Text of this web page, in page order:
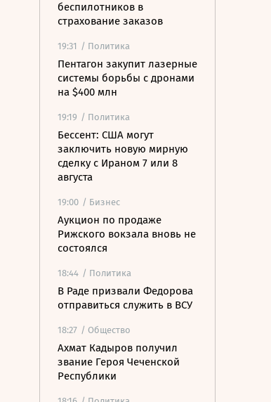
беспилотников в
страхование заказов
19:31 / Политика
Пентагон закупит лазерные
системы борьбы с дронами
на $400 млн
19:19 / Политика
Бессент: США могут
заключить новую мирную
сделку с Ираном 7 или 8
августа
19:00 / Бизнес
Аукцион по продаже
Рижского вокзала вновь не
состоялся
18:44 / Политика
В Раде призвали Федорова
отправиться служить в ВСУ
18:27 / Общество
Ахмат Кадыров получил
звание Героя Чеченской
Республики